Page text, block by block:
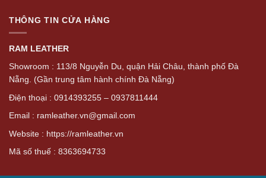
THÔNG TIN CỬA HÀNG
RAM LEATHER
Showroom : 113/8 Nguyễn Du, quận Hải Châu, thành phố Đà
Nẵng. (Gần trung tâm hành chính Đà Nẵng)
Điện thoại : 0914393255 – 0937811444
Email : ramleather.vn@gmail.com
Website : https://ramleather.vn
Mã số thuế : 8363694733